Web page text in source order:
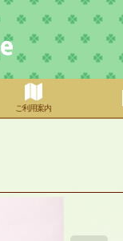
ご利用案内